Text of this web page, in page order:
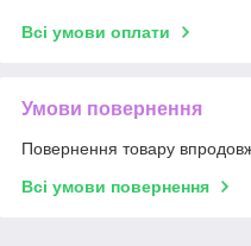
Всі умови оплати
Умови повернення
Повернення товару
Всі умови повернення